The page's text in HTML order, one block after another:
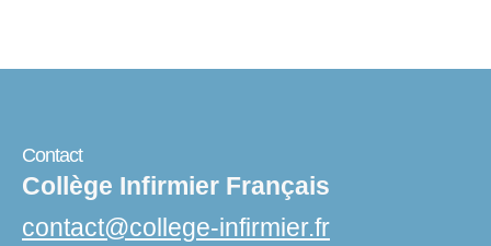
Contact
Collège Infirmier Français
contact@college-infirmier.fr